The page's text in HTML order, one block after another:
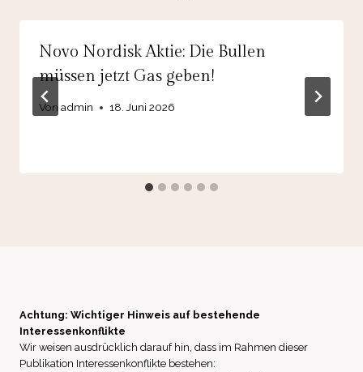
Novo Nordisk Aktie: Die Bullen
müssen jetzt Gas geben!
Von admin 18. Juni 2026
Achtung: Wichtiger Hinweis auf bestehende
Interessenkonflikte
Wir weisen ausdrücklich darauf hin, dass im Rahmen dieser
Publikation Interessenkonflikte bestehen: